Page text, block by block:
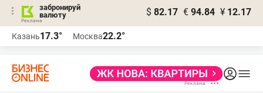
забронируй
валюту
$ 82.17 € 94.84 ¥ 12.17
Казань17.3° Москва22.2°